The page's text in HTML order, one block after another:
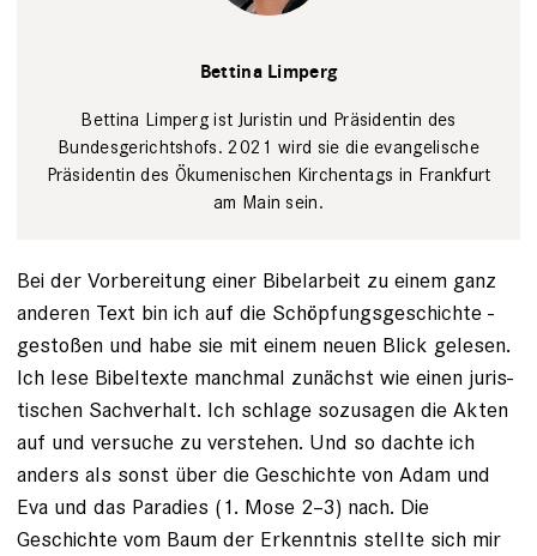
Bettina Limperg
Bettina Limperg ist Juristin und Präsidentin des
Bundesgerichtshofs. 2021 wird sie die evangelische
Präsidentin des Ökumenischen Kirchentags in Frankfurt
am Main sein.
Bei der Vorbereitung einer Bibelarbeit zu einem ganz
anderen Text bin ich auf die Schöpfungsgeschichte ­
gestoßen und habe sie mit einem neuen Blick gelesen.
Ich lese Bibeltexte manchmal zunächst wie einen juris­
tischen Sachverhalt. Ich schlage sozusagen die Akten
auf und versuche zu verstehen. Und so dachte ich
anders als sonst über die Geschichte von Adam und
Eva und das Paradies (1. Mose 2–3) nach. Die
Geschichte vom Baum der Erkenntnis stellte sich mir